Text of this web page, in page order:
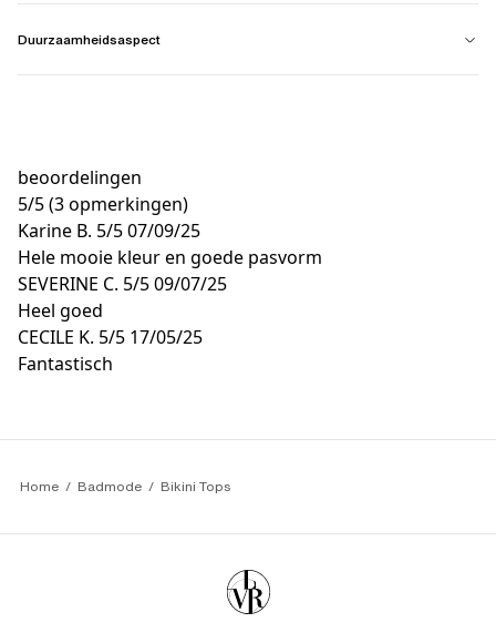
Duurzaamheidsaspect
beoordelingen
5/5(3 opmerkingen)
Karine B. 5/507/09/25
Hele mooie kleur en goede pasvorm
SEVERINE C. 5/509/07/25
Heel goed
CECILE K. 5/5 17/05/25
Fantastisch
Home Badmode Bikini Tops